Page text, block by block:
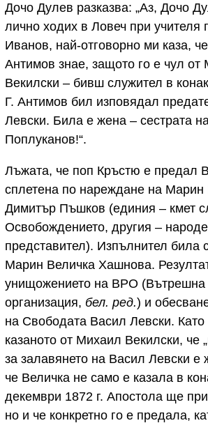
Дочо Дулев разказва: „Аз, Дочо
лично ходих в Ловеч при учителя
Иванов, най-отговорно ми каза,
Антимов знае, защото го е чул от
Векилски – бивш служител в
Г. Антимов бил изповядал
Левски. Била е жена – сестрата
Поплуканов!“.
Лъжата, че поп Кръстю е предал
сплетена по нареждане на Марин
Димитър Пъшков (eдиния – кмет
Освобождението, другия –
представител). Изпълнител била
Марин Величка Хашнова.
унищожението на ВРО
организация, бел. ред.) и
на Свободата Васил Левски.
казаното от Михаил Векилски, че
за залавянето на Васил Левски е
че Величка не само е казала в
декември 1872 г. Апостола ще
но и че конкретно го е предала,